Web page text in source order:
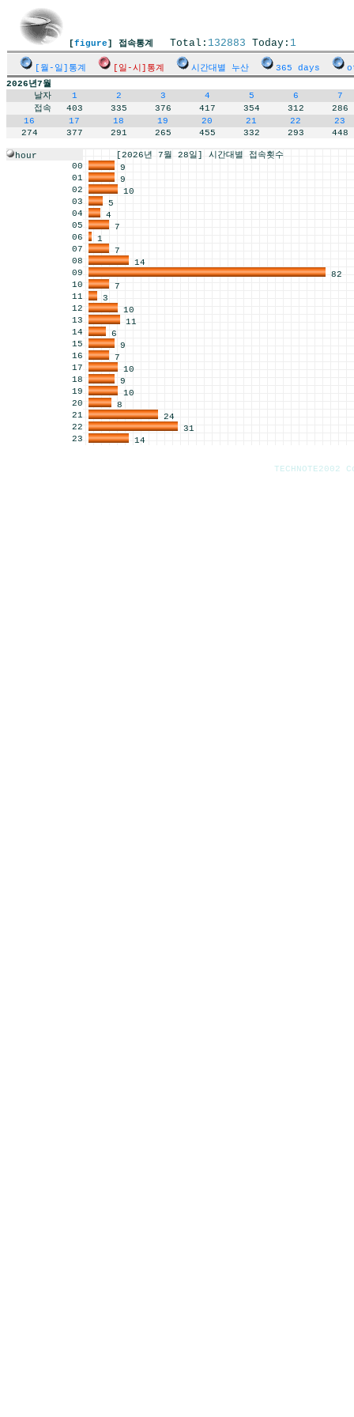
[figure] 접속통계 Total: 132883 Today: 1
[월-일]통계 [일-시]통계 시간대별 누산 365 days
2026년7월
날자
1 2 3 4 5 6
7
접속
403 335 376 417 354 312
286
16
17 18 19 20 21 22
23
274
377 291 265 455 332 293 448
hour
[2026년 7월 28일] 시간대별 접속횟수
00
9
01
9
02
10
03
5
04
4
05
7
06
1
07
7
08
14
09
82
10
7
11
3
12
10
13
11
14
6
15
9
16
7
17
10
18
9
19
10
20
8
21
24
22
31
23
14